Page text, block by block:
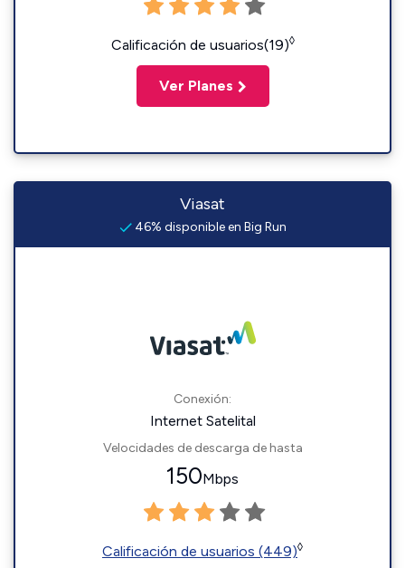
Calificación de usuarios(19)◊
Ver Planes
Viasat
46% disponible en Big Run
Conexión:
Internet Satelital
Velocidades de descarga de hasta
150Mbps
Calificación de usuarios (449)◊